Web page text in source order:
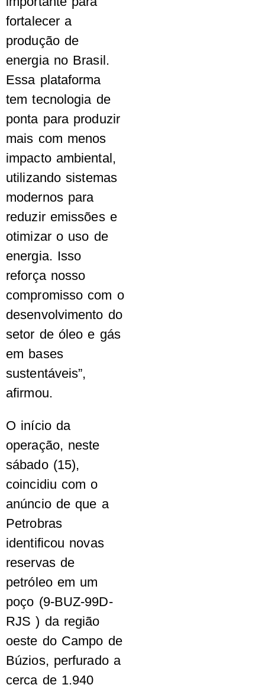
fortalecer a
produção de
energia no Brasil.
Essa plataforma
tem tecnologia de
ponta para produzir
mais com menos
impacto ambiental,
utilizando sistemas
modernos para
reduzir emissões e
otimizar o uso de
energia. Isso
reforça nosso
compromisso com o
desenvolvimento do
setor de óleo e gás
em bases
sustentáveis”,
afirmou.
O início da
operação, neste
sábado (15),
coincidiu com o
anúncio de que a
Petrobras
identificou novas
reservas de
petróleo em um
poço (9-BUZ-99D-
RJS ) da região
oeste do Campo de
Búzios, perfurado a
cerca de 1.940